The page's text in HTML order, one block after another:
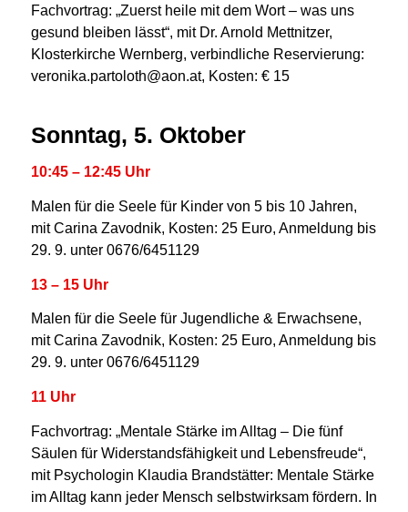
Fachvortrag: „Zuerst heile mit dem Wort – was uns
gesund bleiben lässt“, mit Dr. Arnold Mettnitzer,
Klosterkirche Wernberg, verbindliche Reservierung:
veronika.partoloth@aon.at, Kosten: € 15
Sonntag, 5. Oktober
10:45 – 12:45 Uhr
Malen für die Seele für Kinder von 5 bis 10 Jahren,
mit Carina Zavodnik, Kosten: 25 Euro, Anmeldung bis
29. 9. unter 0676/6451129
13 – 15 Uhr
Malen für die Seele für Jugendliche & Erwachsene,
mit Carina Zavodnik, Kosten: 25 Euro, Anmeldung bis
29. 9. unter 0676/6451129
11 Uhr
Fachvortrag: „Mentale Stärke im Alltag – Die fünf
Säulen für Widerstandsfähigkeit und Lebensfreude“,
mit Psychologin Klaudia Brandstätter: Mentale Stärke
im Alltag kann jeder Mensch selbstwirksam fördern. In